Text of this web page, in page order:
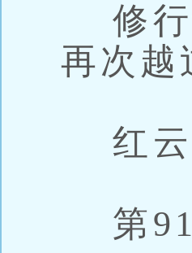
修行
再次越
红云
第91